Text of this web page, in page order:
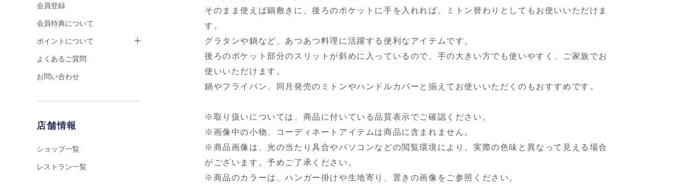
会員登録
会員特典について
ポイントについて
よくあるご質問
お問い合わせ
店舗情報
ショップ一覧
レストラン一覧
そのまま使えば鍋敷きに、後ろのポケットに手を入れれば、ミトン替わりとしてもお使いいただけま
す。
グラタンや鍋など、あつあつ料理に活躍する便利なアイテムです。
後ろのポケット部分のスリットが斜めに入っているので、手の大きい方でも使いやすく、ご家族でお
使いいただけます。
鍋やフライパン、同月発売のミトンやハンドルカバーと揃えてお使いいただくのもおすすめです。
※取り扱いについては、商品に付いている品質表示でご確認ください。
※画像中の小物、コーディネートアイテムは商品に含まれません。
※商品画像は、光の当たり具合やパソコンなどの閲覧環境により、実際の色味と異なって見える場合
がございます。予めご了承ください。
※商品のカラーは、ハンガー掛けや生地寄り、置きの画像をご参照ください。